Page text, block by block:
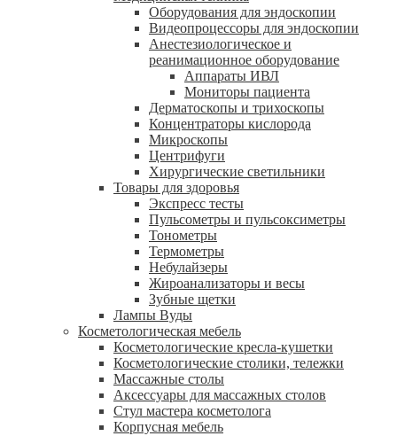
Оборудования для эндоскопии
Видеопроцессоры для эндоскопии
Анестезиологическое и
реанимационное оборудование
Аппараты ИВЛ
Мониторы пациента
Дерматоскопы и трихоскопы
Концентраторы кислорода
Микроскопы
Центрифуги
Xирургические светильники
Товары для здоровья
Экспресс тесты
Пульсометры и пульсоксиметры
Тонометры
Термометры
Небулайзеры
Жироанализаторы и весы
Зубные щетки
Лампы Вуды
Косметологическая мебель
Косметологические кресла-кушетки
Косметологические столики, тележки
Массажные столы
Аксессуары для массажных столов
Стул мастера косметолога
Корпусная мебель